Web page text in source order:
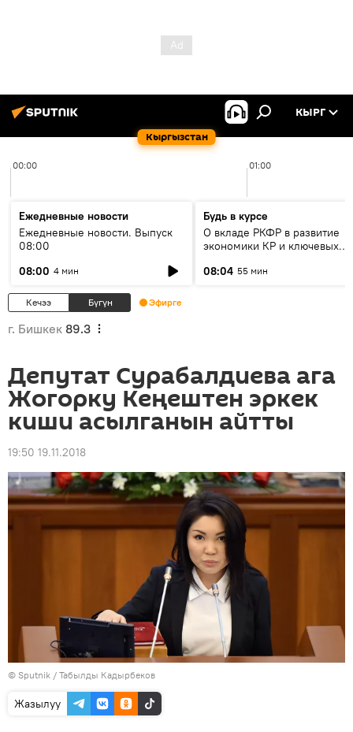
Кыргызстан
КЫРГ
00:00 01:00
Ежедневные новости
Ежедневные новости. Выпуск
08:00
08:00 4 мин
Будь в курсе
О вкладе РКФР в развитие
экономики КР и ключевых
08:04 55 мин
Кечээ Бүгүн Эфирге
г. Бишкек 89.3
Депутат Сурабалдиева ага
Жогорку Кеңештен эркек
киши асылганын айтты
19:50 19.11.2018
© Sputnik / Табылды Кадырбеков
Жазылуу